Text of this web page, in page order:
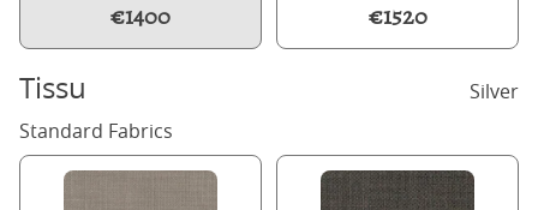
€1400 €1520
Tissu
Silver
Standard Fabrics